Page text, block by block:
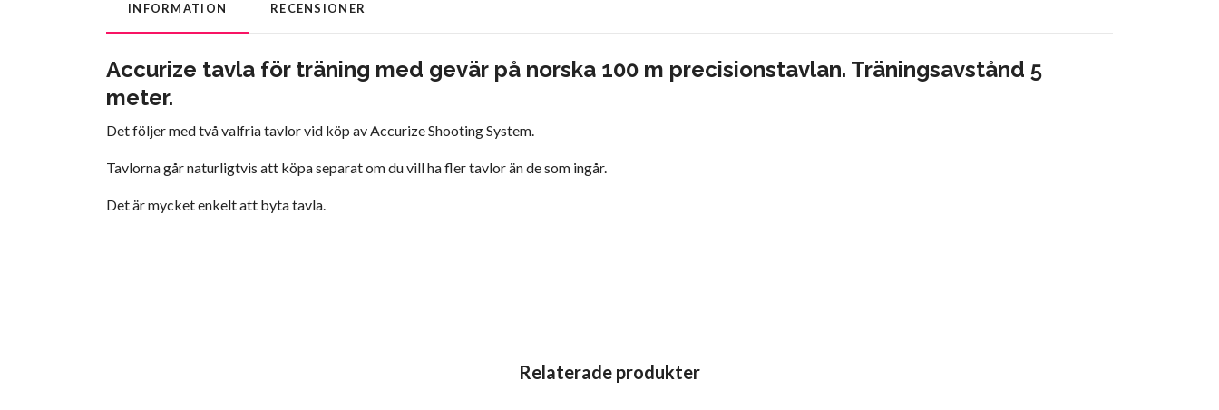
INFORMATION RECENSIONER
Accurize tavla för träning med gevär på norska 100 m precisionstavlan. Träningsavstånd 5
meter.
Det följer med två valfria tavlor vid köp av Accurize Shooting System.
Tavlorna går naturligtvis att köpa separat om du vill ha fler tavlor än de som ingår.
Det är mycket enkelt att byta tavla.